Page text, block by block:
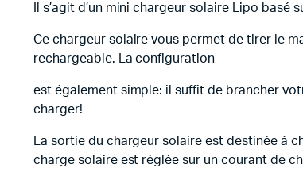
Il s’agit d’un mini chargeur solaire Lipo
Ce chargeur solaire vous permet de tirer le
rechargeable. La configuration
est également simple: il suffit de brancher
charger!
La sortie du chargeur solaire est destinée à
charge solaire est réglée sur un courant de